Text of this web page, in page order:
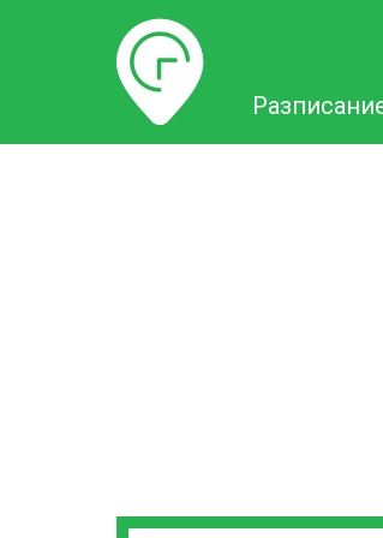
Разписание